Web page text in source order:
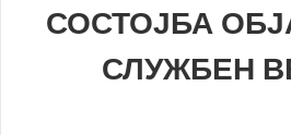
СОСТОЈБА
СЛУЖБЕН